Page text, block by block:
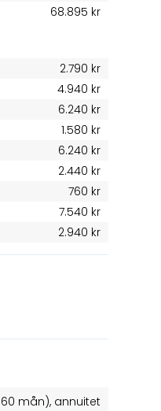
68.895 kr
2.790 kr
4.940 kr
6.240 kr
1.580 kr
6.240 kr
2.440 kr
760 kr
7.540 kr
2.940 kr
60 mån), annuitet